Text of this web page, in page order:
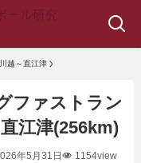
越～直江津
ファストラン
江津(256km)
年5月31日 1154view